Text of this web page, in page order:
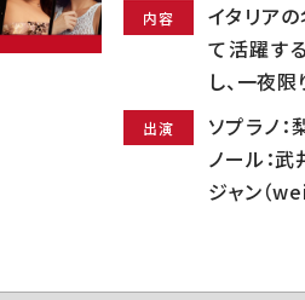
内容
イタリア
て活躍す
し、一夜
出演
ソプラノ：
ノール：武
ジャン（